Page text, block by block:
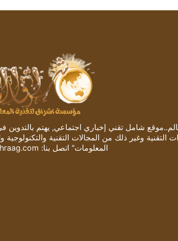
شامل تقني إخباري اجتماعي, يهتم بالتدوين
التقنية وغير ذلك من المجالات التقنية
المعلومات" اتصل بنا: